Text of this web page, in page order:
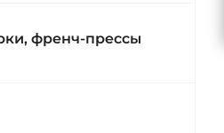
френч-прессы